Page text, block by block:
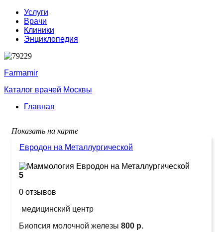
Услуги
Врачи
Клиники
Энциклопедия
Farmamir
Каталог врачей Москвы
Главная
Показать на карте
Евродон на Металлургической
5
0 отзывов
медицинский центр
Биопсия молочной железы 800 р.